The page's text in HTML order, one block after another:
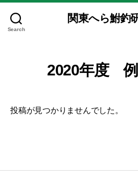
Search
関東へら鮒釣
2020年度
投稿が見つかりませんでした。